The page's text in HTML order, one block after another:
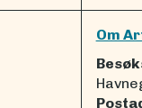
Om